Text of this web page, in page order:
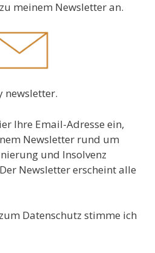
zu meinem Newsletter an.
newsletter.
Ihre Email-Adresse ein,
Newsletter rund um
und Insolvenz
Newsletter erscheint alle
Datenschutz stimme ich